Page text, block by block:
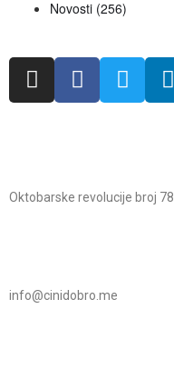
Novosti (256)
Oktobarske revolucije broj 78
info@cinidobro.me